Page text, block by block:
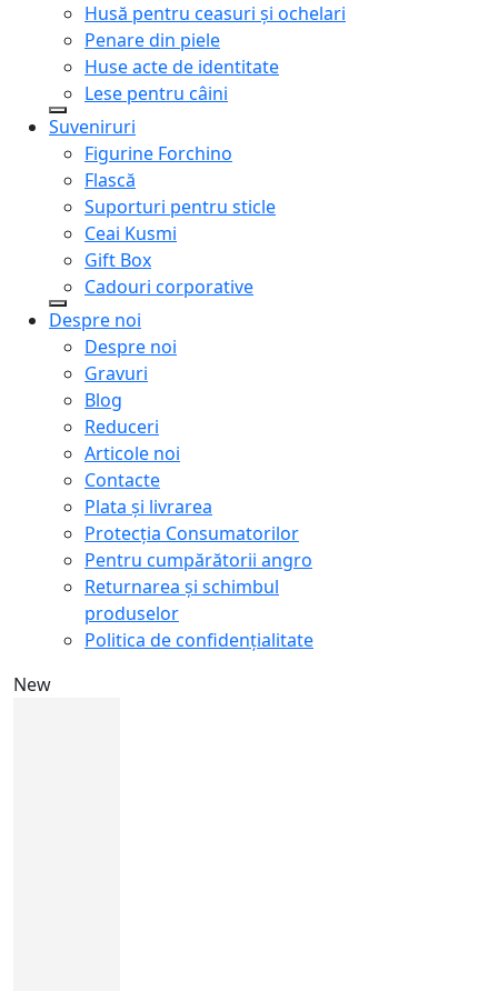
Husă pentru ceasuri și ochelari
Penare din piele
Huse acte de identitate
Lese pentru câini
Suveniruri
Figurine Forchino
Flască
Suporturi pentru sticle
Ceai Kusmi
Gift Box
Cadouri corporative
Despre noi
Despre noi
Gravuri
Blog
Reduceri
Articole noi
Contacte
Plata și livrarea
Protecţia Consumatorilor
Pentru cumpărătorii angro
Returnarea și schimbul
produselor
Politica de confidențialitate
New